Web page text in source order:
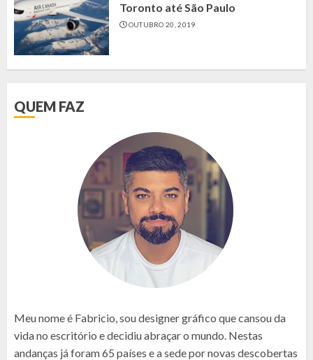
Toronto até São Paulo
OUTUBRO 20, 2019
QUEM FAZ
Meu nome é Fabricio, sou designer gráfico que cansou da
vida no escritório e decidiu abraçar o mundo. Nestas
andanças já foram 65 países e a sede por novas descobertas